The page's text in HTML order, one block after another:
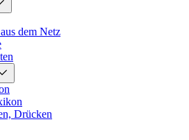
dem Netz
Drücken